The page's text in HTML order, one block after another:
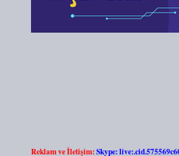
Reklam ve İletişim:Skype: